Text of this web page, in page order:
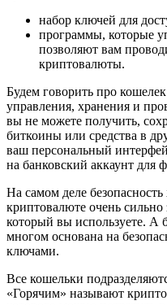
набор ключей для
программы, которые
позволяют вам
криптовалюты.
Будем говорить про
управления, хранения и
вы не можете получить,
биткоины или средства в
ваш персональный
на банковский аккаунт для
На самом деле
криптовалюте очень сильно
который вы используете. А
многом основана на
ключами.
Все кошельки
«Горячим» называют